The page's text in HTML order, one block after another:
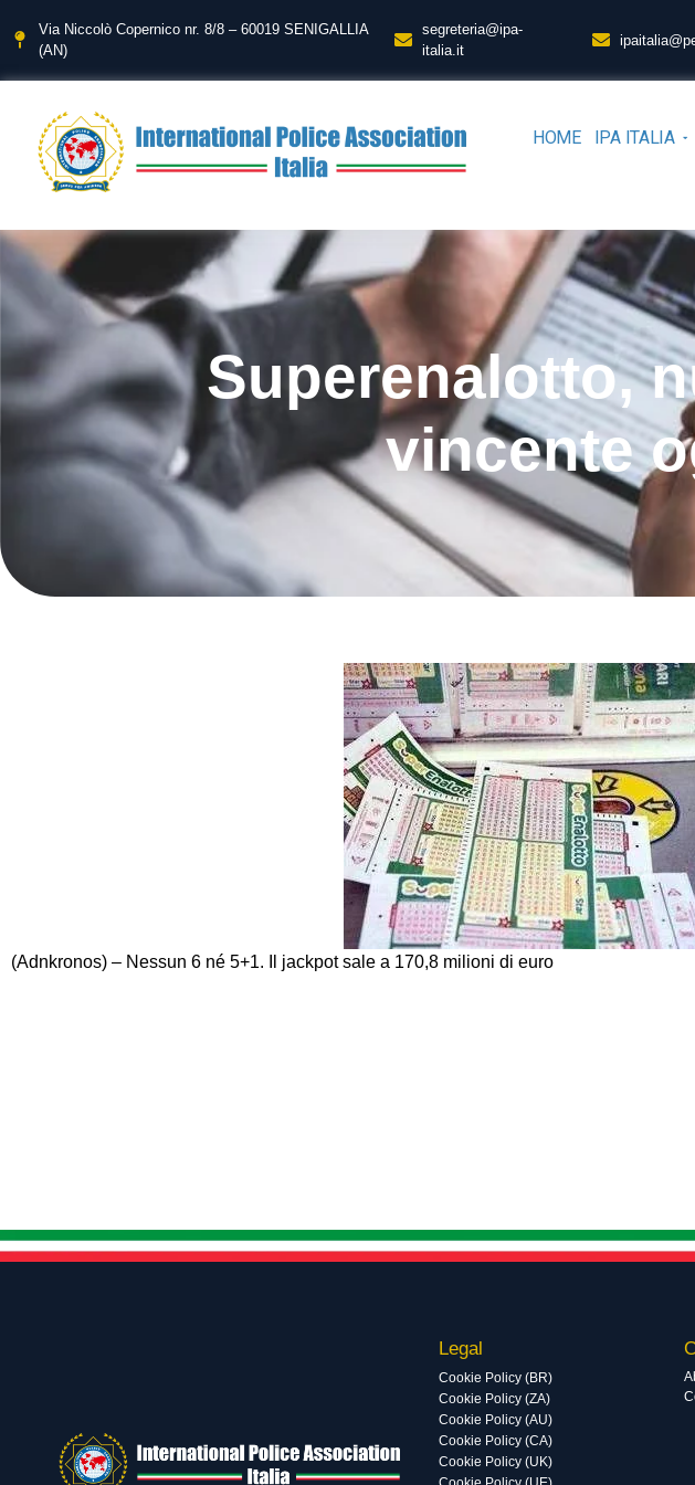
Via Niccolò Copernico nr. 8/8 – 60019 SENIGALLIA
(AN)
segreteria@ipa-
italia.it
HOME IPA ITALIA
Superenalotto,
vincente
(Adnkronos) – Nessun 6 né 5+1. Il jackpot sale a 170,8 milioni di euro
Legal
Cookie Policy (BR)
Cookie Policy (ZA)
Cookie Policy (AU)
Cookie Policy (CA)
Cookie Policy (UK)